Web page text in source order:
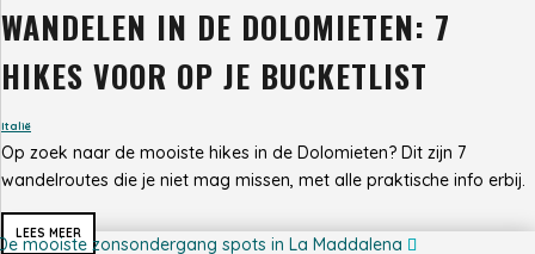
WANDELEN IN DE DOLOMIETEN: 7
HIKES VOOR OP JE BUCKETLIST
Italië
Op zoek naar de mooiste hikes in de Dolomieten? Dit zijn 7
wandelroutes die je niet mag missen, met alle praktische info erbij.
LEES MEER